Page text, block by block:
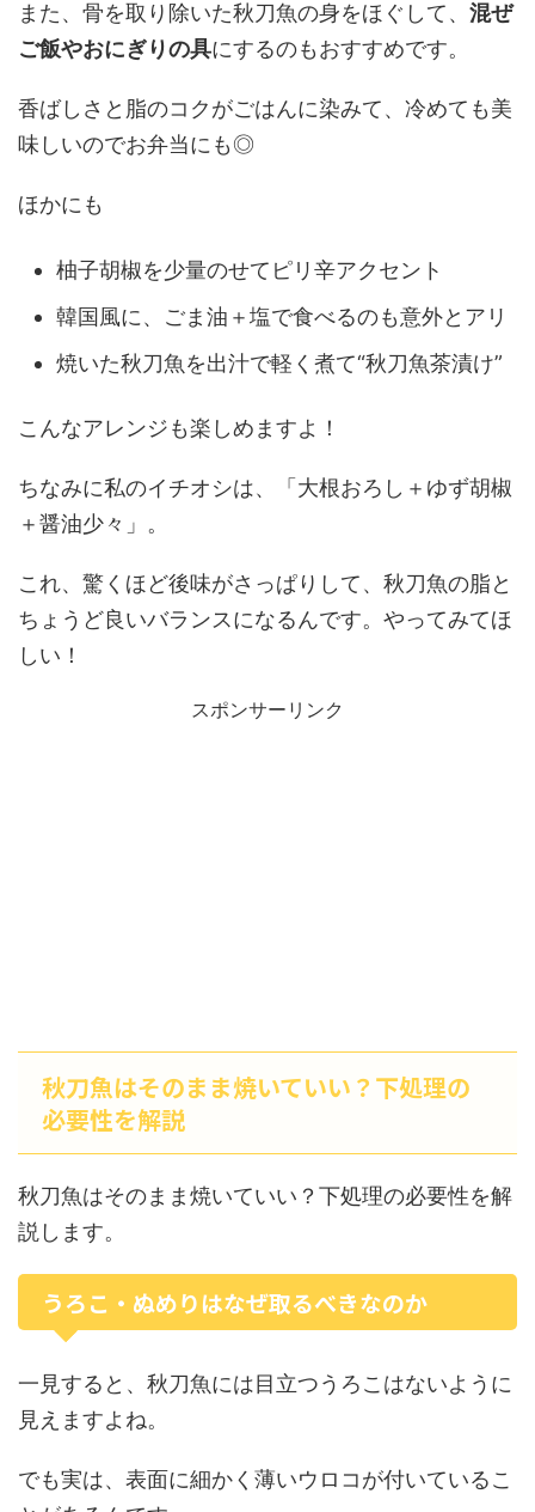
また、骨を取り除いた秋刀魚の身をほぐして、 混ぜ
ご飯やおにぎりの具にするのもおすすめです。
香ばしさと脂のコクがごはんに染みて、冷めても美
味しいのでお弁当にも◎
ほかにも
柚子胡椒を少量のせてピリ辛アクセント
韓国風に、ごま油＋塩で食べるのも意外とアリ
焼いた秋刀魚を出汁で軽く煮て“秋刀魚茶漬け”
こんなアレンジも楽しめますよ！
ちなみに私のイチオシは、「大根おろし＋ゆず胡椒
＋醤油少々」。
これ、驚くほど後味がさっぱりして、秋刀魚の脂と
ちょうど良いバランスになるんです。やってみてほ
しい！
スポンサーリンク
秋刀魚はそのまま焼いていい？下処理の
必要性を解説
秋刀魚はそのまま焼いていい？下処理の必要性を解
説します。
うろこ・ぬめりはなぜ取るべきなのか
一見すると、秋刀魚には目立つうろこはないように
見えますよね。
でも実は、表面に細かく薄いウロコが付いているこ